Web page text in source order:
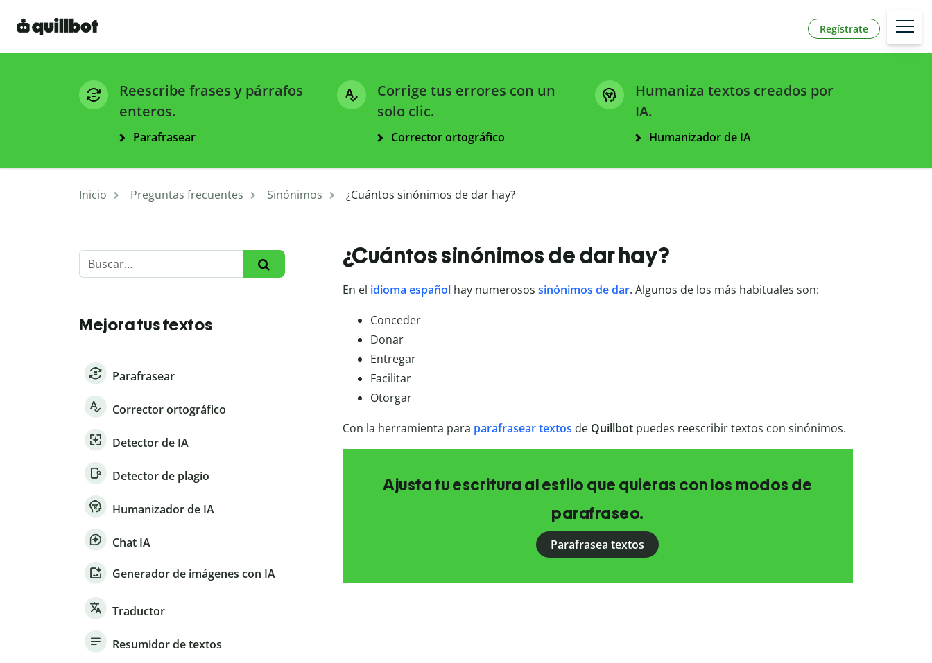
Regístrate
Reescribe frases y párrafos
enteros.
Parafrasear
Corrige tus errores con un
solo clic.
Corrector ortográfico
Humaniza textos creados por
IA.
Humanizador de IA
Inicio Preguntas frecuentes Sinónimos ¿Cuántos sinónimos de dar hay?
Mejora tus textos
Parafrasear
Corrector ortográfico
Detector de IA
Detector de plagio
Humanizador de IA
Chat IA
Generador de imágenes con IA
Traductor
Resumidor de textos
¿Cuántos sinónimos de dar hay?
En el idioma españolhay numerosos sinónimos de dar. Algunos de los más habituales son:
Conceder
Donar
Entregar
Facilitar
Otorgar
Con la herramienta para parafrasear textos de Quillbotpuedes reescribir textos con sinónimos.
Ajusta tu escritura al estilo que quieras con los modos de
parafraseo.
Parafrasea textos